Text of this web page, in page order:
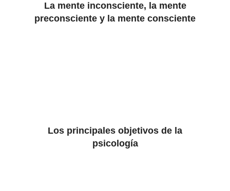
La mente inconsciente, la mente
preconsciente y la mente consciente
Los principales objetivos de la
psicología